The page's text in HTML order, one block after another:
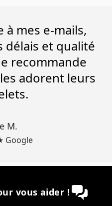
à mes e-mails,
délais et qualité
recommande
adorent leurs
M.
vous aider !